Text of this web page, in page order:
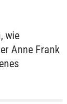
wie
Anne Frank